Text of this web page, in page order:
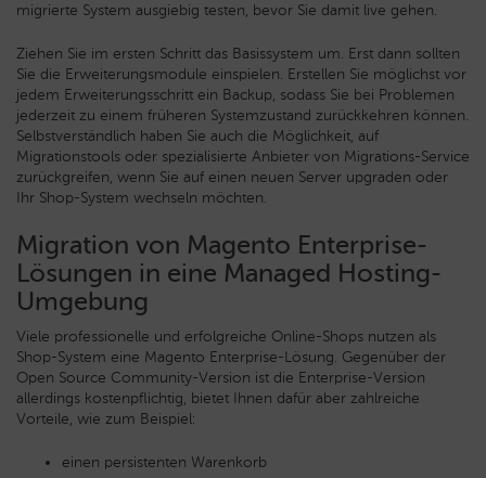
migrierte System ausgiebig testen, bevor Sie damit live gehen.
Ziehen Sie im ersten Schritt das Basissystem um. Erst dann sollten
Sie die Erweiterungsmodule einspielen. Erstellen Sie möglichst vor
jedem Erweiterungsschritt ein Backup, sodass Sie bei Problemen
jederzeit zu einem früheren Systemzustand zurückkehren können.
Selbstverständlich haben Sie auch die Möglichkeit, auf
Migrationstools oder spezialisierte Anbieter von Migrations-Service
zurückgreifen, wenn Sie auf einen neuen Server upgraden oder
Ihr Shop-System wechseln möchten.
Migration von Magento Enterprise-
Lösungen in eine Managed Hosting-
Umgebung
Viele professionelle und erfolgreiche Online-Shops nutzen als
Shop-System eine Magento Enterprise-Lösung. Gegenüber der
Open Source Community-Version ist die Enterprise-Version
allerdings kostenpflichtig, bietet Ihnen dafür aber zahlreiche
Vorteile, wie zum Beispiel:
einen persistenten Warenkorb